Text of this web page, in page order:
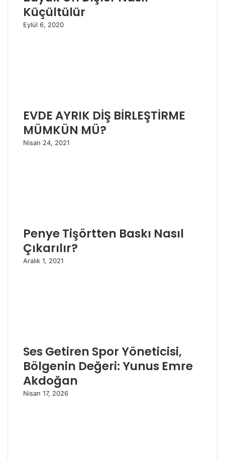
Küçültülür
Eylül 6, 2020
EVDE AYRIK DİŞ BİRLEŞTİRME
MÜMKÜN MÜ?
Nisan 24, 2021
Penye Tişörtten Baskı Nasıl
Çıkarılır?
Aralık 1, 2021
Ses Getiren Spor Yöneticisi,
Bölgenin Değeri: Yunus Emre
Akdoğan
Nisan 17, 2026